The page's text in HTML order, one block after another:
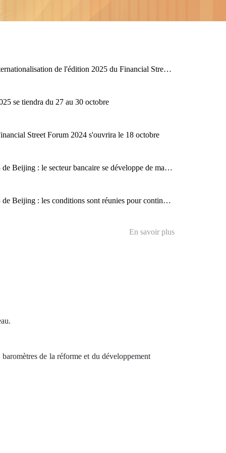
Amélioration du niveau d'internationalisation de l'édition 2025 du Financial Street Forum
se tiendra du 27 au 30 octobre
Street Forum 2024 s'ouvrira le 18 octobre
Financial Street Forum 2023 de Beijing : le secteur bancaire se développe de manière régulière avec un taux de croissance annuel moyen de 11,2 % des prêts au cours des trois dernières années
Financial Street Forum 2023 de Beijing : les conditions sont réunies pour continuer à maintenir une croissance économique régulière et des prix stables
En savoir plus
de la réforme et du développement